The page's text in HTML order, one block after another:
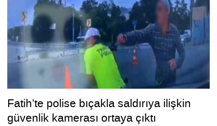
Fatih’te polise bıçakla saldırıya ilişkin
güvenlik kamerası ortaya çıktı